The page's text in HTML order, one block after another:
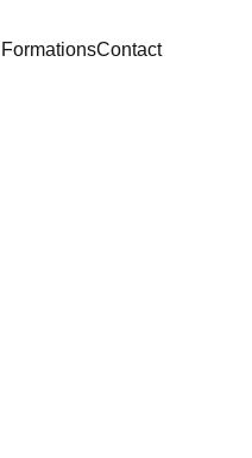
FormationsContact